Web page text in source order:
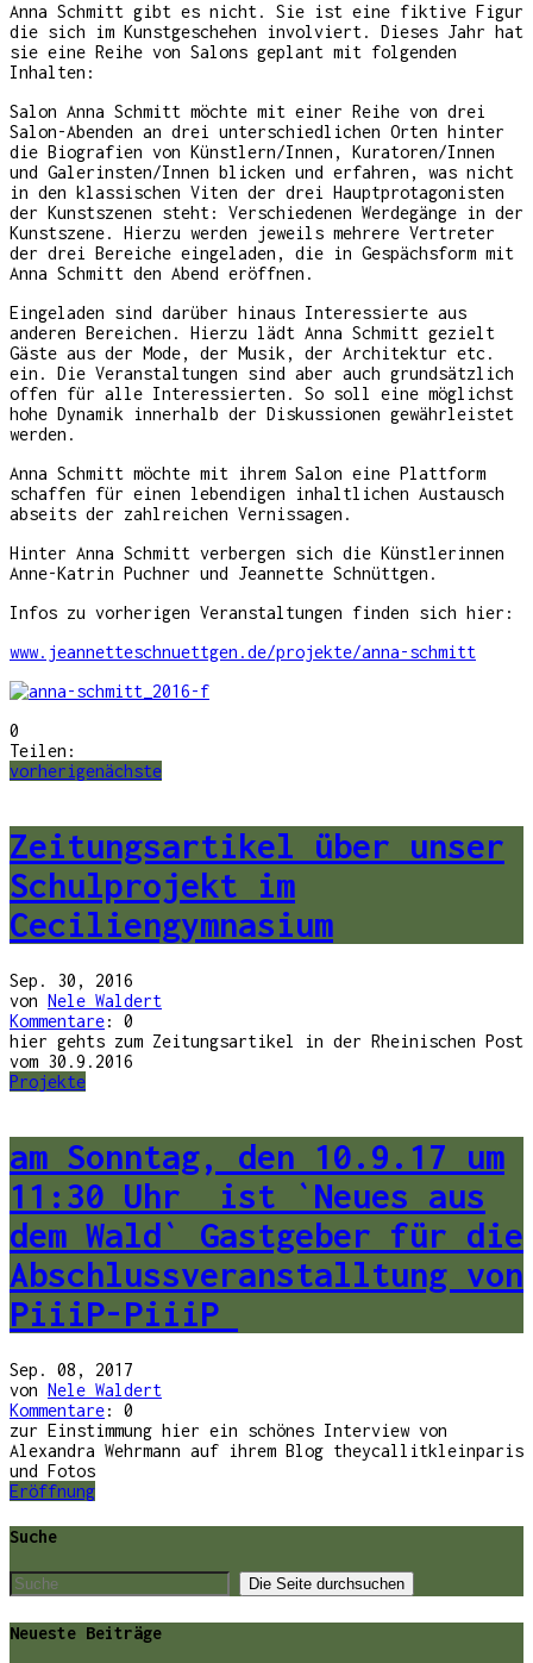
Anna Schmitt gibt es nicht. Sie ist eine fiktive Figur
die sich im Kunstgeschehen involviert. Dieses Jahr hat
sie eine Reihe von Salons geplant mit folgenden
Inhalten:
Salon Anna Schmitt möchte mit einer Reihe von drei
Salon-Abenden an drei unterschiedlichen Orten hinter
die Biografien von Künstlern/Innen, Kuratoren/Innen
und Galerinsten/Innen blicken und erfahren, was nicht
in den klassischen Viten der drei Hauptprotagonisten
der Kunstszenen steht: Verschiedenen Werdegänge in der
Kunstszene. Hierzu werden jeweils mehrere Vertreter
der drei Bereiche eingeladen, die in Gespächsform mit
Anna Schmitt den Abend eröffnen.
Eingeladen sind darüber hinaus Interessierte aus
anderen Bereichen. Hierzu lädt Anna Schmitt gezielt
Gäste aus der Mode, der Musik, der Architektur etc.
ein. Die Veranstaltungen sind aber auch grundsätzlich
offen für alle Interessierten. So soll eine möglichst
hohe Dynamik innerhalb der Diskussionen gewährleistet
werden.
Anna Schmitt möchte mit ihrem Salon eine Plattform
schaffen für einen lebendigen inhaltlichen Austausch
abseits der zahlreichen Vernissagen.
Hinter Anna Schmitt verbergen sich die Künstlerinnen
Anne-Katrin Puchner und Jeannette Schnüttgen.
Infos zu vorherigen Veranstaltungen finden sich hier:
www.jeannetteschnuettgen.de/projekte/anna-schmitt
0
Teilen:
vorherigenächste
Zeitungsartikel über unser
Schulprojekt im
Ceciliengymnasium
Sep. 30, 2016
von Nele Waldert
Kommentare: 0
hier gehts zum Zeitungsartikel in der Rheinischen Post
vom 30.9.2016
Projekte
am Sonntag, den 10.9.17 um
11:30 Uhr ist `Neues aus
dem Wald` Gastgeber für die
Abschlussveranstalltung von
PiiiP-PiiiP
Sep. 08, 2017
von Nele Waldert
Kommentare: 0
zur Einstimmung hier ein schönes Interview von
Alexandra Wehrmann auf ihrem Blog theycallitkleinparis
und Fotos
Eröffnung
Suche
Neueste Beiträge